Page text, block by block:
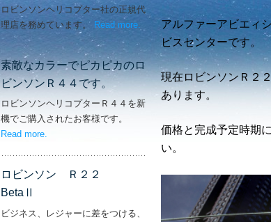
アルファーアビエィ
ビスセンターです。
現在ロビンソンＲ２
あります。
価格と完成予定時期
い。
ロビンソンヘリコプター社の正規代
理店を務めています。 Read more – ‘機体販売実績’
素敵なカラーでピカピカのロ
ビンソンＲ４４です。
ロビンソンヘリコプターＲ４４を新
機でご購入されたお客様です。
Read more– ‘素敵なカラーでピカピカのロビンソンＲ４４です。’
.
ロビンソン Ｒ２２
BetaⅡ
ビジネス、レジャーに差をつける、